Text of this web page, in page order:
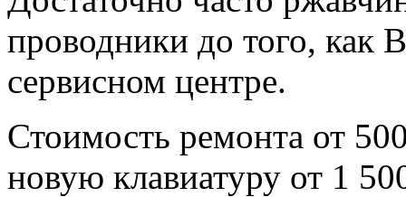
проводники до того, как
сервисном центре.
Стоимость ремонта от
новую клавиатуру от 1